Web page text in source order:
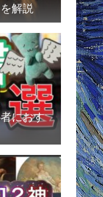
解説
におす